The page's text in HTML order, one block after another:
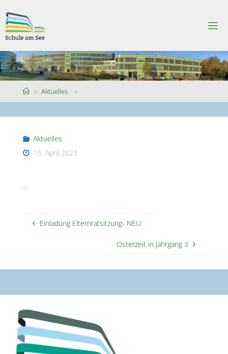
to
content
CHU
LEA
MS
EE
HomeAktuelles
Aktuelles
15. April 2023
Einladung Elternratsitzung- NEU
Osterzeit in Jahrgang 3